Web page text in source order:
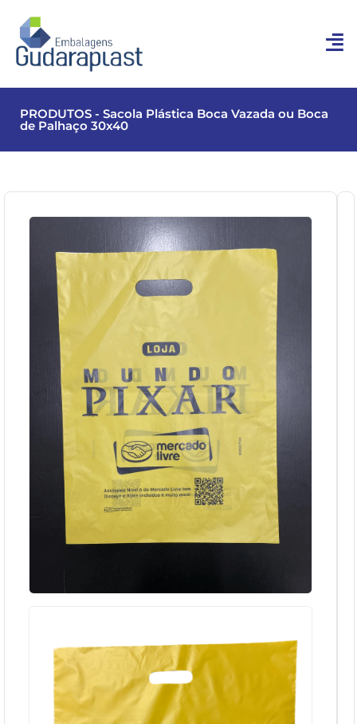
PRODUTOS - Sacola Plástica Boca Vazada ou Boca
de Palhaço 30x40